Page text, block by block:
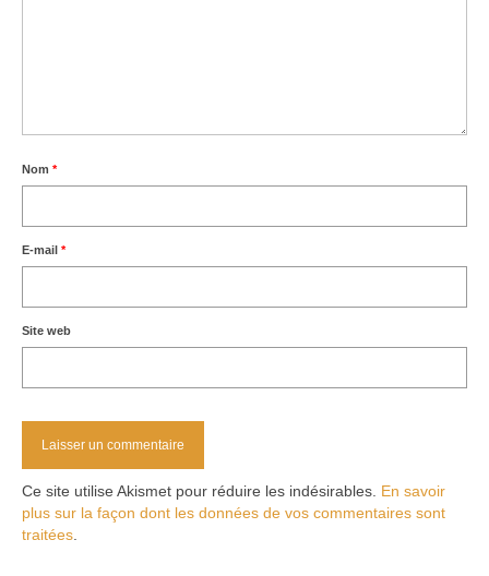
Nom *
E-mail *
Site web
Ce site utilise Akismet pour réduire les indésirables. En savoir
plus sur la façon dont les données de vos commentaires sont
traitées